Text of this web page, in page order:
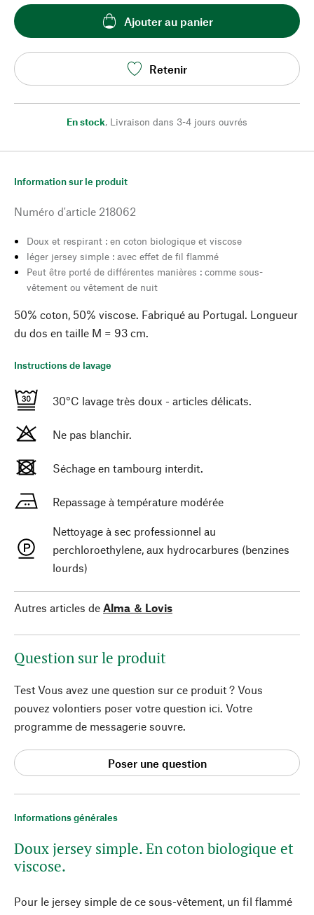
Ajouter au panier
Retenir
En stock, Livraison dans 3-4 jours ouvrés
Informations générales
Doux jersey simple. En coton biologique et
viscose.
Pour le jersey simple de ce sous-vêtement, un fil flammé
Information sur le produit
Numéro d'article 218062
Doux et respirant : en coton biologique et viscose
léger jersey simple : avec effet de fil flammé
Peut être porté de différentes manières : comme sous-
vêtement ou vêtement de nuit
50% coton, 50% viscose. Fabriqué au Portugal. Longueur
du dos en taille M = 93 cm.
Instructions de lavage
30°C lavage très doux - articles délicats.
Ne pas blanchir.
Séchage en tambourg interdit.
Repassage à température modérée
Nettoyage à sec professionnel au
perchloroethylene, aux hydrocarbures (benzines
lourds)
Autres articles de Alma ＆ Lovis
Question sur le produit
Test Vous avez une question sur ce produit ? Vous
pouvez volontiers poser votre question ici. Votre
programme de messagerie souvre.
Poser une question